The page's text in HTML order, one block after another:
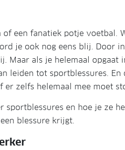
of een fanatiek potje voetbal.
je ook nog eens blij. Door
Maar als je helemaal opgaat
leiden tot sportblessures.
zelfs helemaal mee moet
sportblessures en hoe je ze
blessure krijgt.